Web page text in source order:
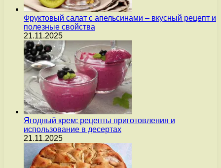
Фруктовый салат с апельсинами – вкусный рецепт и
полезные свойства
21.11.2025
Ягодный крем: рецепты приготовления и
использование в десертах
21.11.2025